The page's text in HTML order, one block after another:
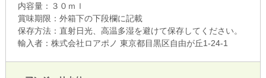
内容量：３０ｍｌ
賞味期限：外箱下の下段欄に記載
保存方法：直射日光、高温多湿を避けて保存してください。
輸入者：株式会社ロアポノ 東京都目黒区自由が丘1-24-1